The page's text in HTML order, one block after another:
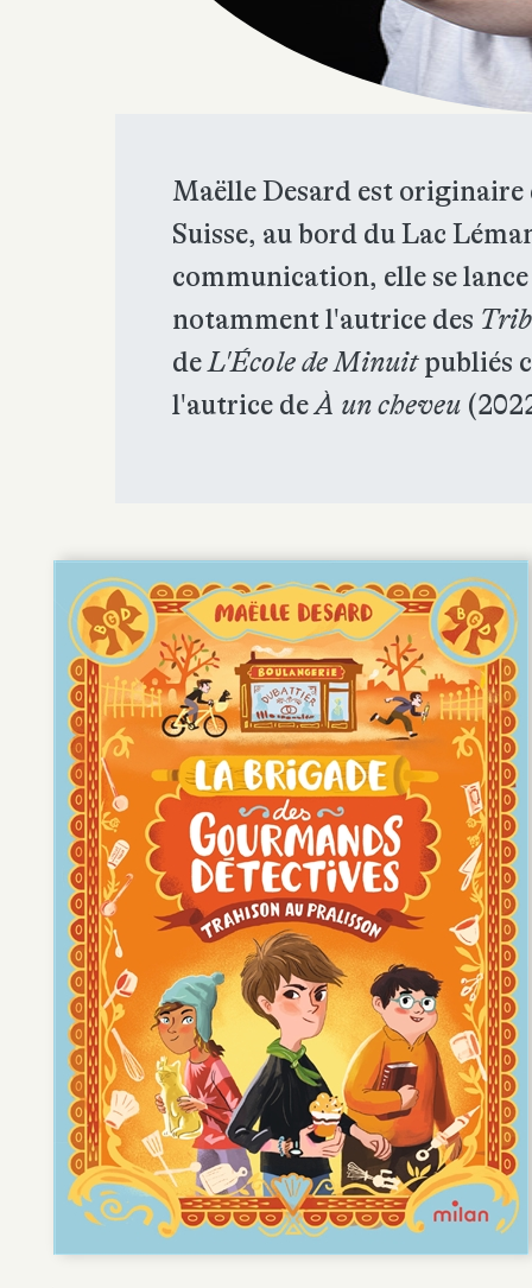
Maëlle Desard est
Suisse, au bord du Lac
communication, elle se
notamment l'autrice des
deL'École de Minuitpubliés
l'autrice deÀ un cheveu